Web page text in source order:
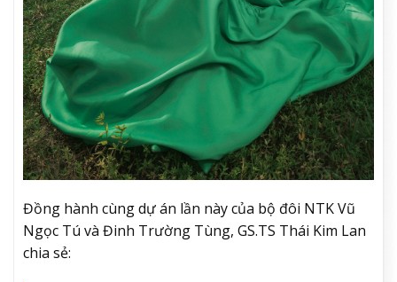
Đồng hành cùng dự án lần này của bộ đôi NTK Vũ
Ngọc Tú và Đinh Trường Tùng, GS.TS Thái Kim Lan
chia sẻ: